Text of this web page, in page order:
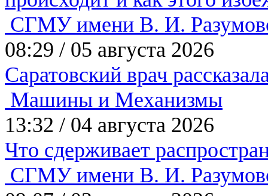
СГМУ имени В. И.
08:29 / 05 августа 2026
Саратовский врач
Машины и Механизмы
13:32 / 04 августа 2026
Что сдерживает
СГМУ имени В. И.